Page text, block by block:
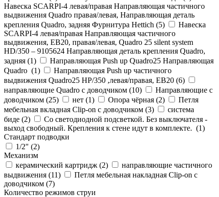
Навеска SCARPI-4 левая/правая Направляющая частичного
выдвижения Quadro правая/левая, Направляющая деталь
крепления Quadro, задняя Фурнитура Hettich (5)
Навеска
SCARPI-4 левая/правая Направляющая частичного
выдвижения, ЕВ20, правая/левая, Quadro 25 silent system
HD/350 – 9105624 Направляющая деталь крепления Quadro,
задняя (1)
Направляющая Push up Quadro25 Направляющая
Quadro (1)
Направляющая Push up частичного
выдвижения Quadro25 НР/350 ,левая/правая, ЕВ20 (6)
направляющие Quadro с доводчиком (10)
Направляющие с
доводчиком (25) нет (1) Опора чёрная (2)
Петля
мебельная вкладная Clip-on с доводчиком (3)
система
биде (2)
Со светодиодной подсветкой. Без выключателя -
выход свободный. Крепления к стене идут в комплекте. (1)
Стандарт подводки
1/2" (2)
Механизм
керамический картридж (2)
направляющие частичного
выдвижения (11)
Петля мебельная накладная Clip-on с
доводчиком (7)
Количество режимов струи